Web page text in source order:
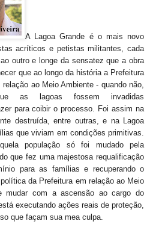
A Lagoa Grande é o mais novo
acríticos e petistas militantes, cada
outro e longe da sensatez que a obra
que ao longo da história a Prefeitura
ao Meio Ambiente - quando não,
as lagoas fossem invadidas
para coibir o processo. Foi assim na
destruída, entre outras, e na Lagoa
que viviam em condições primitivas.
população só foi mudado pela
que fez uma majestosa requalificação
para as famílias e recuperando o
da Prefeitura em relação ao Meio
mudar com a ascensão ao cargo do
executando ações reais de proteção,
que façam sua mea culpa.